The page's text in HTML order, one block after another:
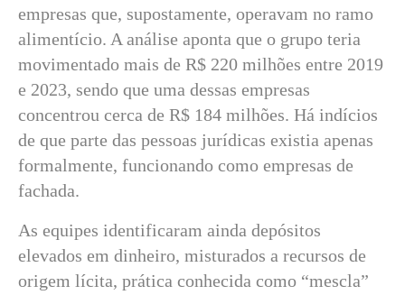
empresas que, supostamente, operavam no ramo
alimentício. A análise aponta que o grupo teria
movimentado mais de R$ 220 milhões entre 2019
e 2023, sendo que uma dessas empresas
concentrou cerca de R$ 184 milhões. Há indícios
de que parte das pessoas jurídicas existia apenas
formalmente, funcionando como empresas de
fachada.
As equipes identificaram ainda depósitos
elevados em dinheiro, misturados a recursos de
origem lícita, prática conhecida como “mescla”